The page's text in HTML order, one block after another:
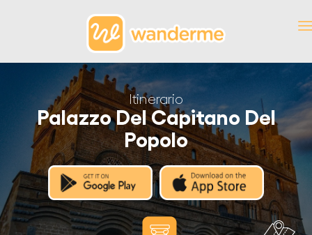
Itinerario
Palazzo Del Capitano Del
Popolo